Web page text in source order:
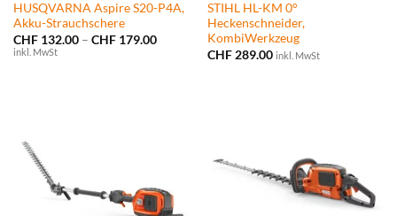
HUSQVARNA Aspire S20-P4A,
Akku-Strauchschere
CHF132.00 – CHF179.00Preisspanne:
CHF 132.00
inkl. MwSt
STIHL HL-KM 0°
Heckenschneider,
KombiWerkzeug
CHF289.00 inkl. MwSt